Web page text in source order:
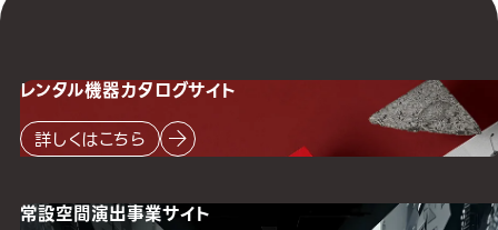
レンタル機器カタログサイト
詳しくはこちら
常設空間演出事業サイト